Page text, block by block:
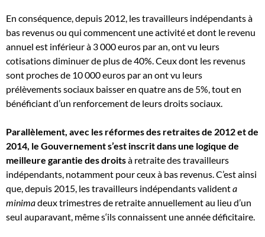
En conséquence, depuis 2012, les travailleurs indépendants à
bas revenus ou qui commencent une activité et dont le revenu
annuel est inférieur à 3 000 euros par an, ont vu leurs
cotisations diminuer de plus de 40%. Ceux dont les revenus
sont proches de 10 000 euros par an ont vu leurs
prélèvements sociaux baisser en quatre ans de 5%, tout en
bénéficiant d’un renforcement de leurs droits sociaux.
Parallèlement, avec les réformes des retraites de 2012 et de
2014, le Gouvernement s’est inscrit dans une logique de
meilleure garantie des droitsà retraite des travailleurs
indépendants, notamment pour ceux à bas revenus. C’est ainsi
que, depuis 2015, les travailleurs indépendants validenta
minimadeux trimestres de retraite annuellement au lieu d’un
seul auparavant, même s‘ils connaissent une année déficitaire.